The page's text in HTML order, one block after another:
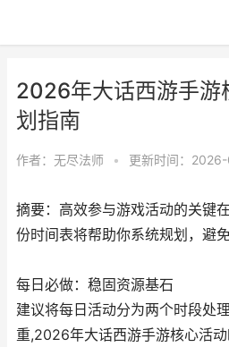
2026年大话西游手游
划指南
作者： 无尽法师 • 更新时间：
摘要：高效参与游戏活动的关键
份时间表将帮助你系统规划，避
每日必做：稳固资源基石
建议将每日活动分为两个时段处
重,2026年大话西游手游核心活